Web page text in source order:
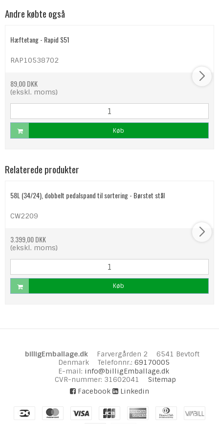
Andre købte også
Hæftetang - Rapid S51
RAP10538702
89,00 DKK
(ekskl. moms)
Køb
Relaterede produkter
58L (34/24), dobbelt pedalspand til sortering - Børstet stål
CW2209
3.399,00 DKK
(ekskl. moms)
Køb
billigEmballage.dk Farvergården 2
6541 Bevtoft
Denmark
Telefonnr.: 69170005
E-mail: info@billigEmballage.dk
CVR-nummer: 31602041
Sitemap
Facebook
Linkedin